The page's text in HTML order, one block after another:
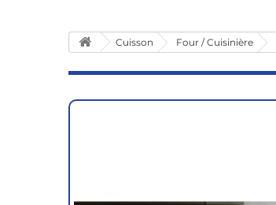
Cuisson Four / Cuisinière